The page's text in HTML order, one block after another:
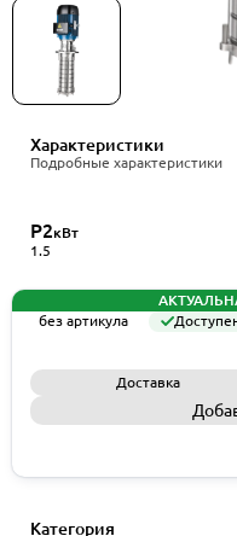
Характеристики
Подробные характеристики
P2кВт
1.5
без артикула
Доставка
Категория